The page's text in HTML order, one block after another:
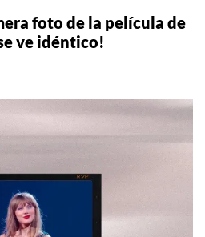
foto de la película de
ve idéntico!